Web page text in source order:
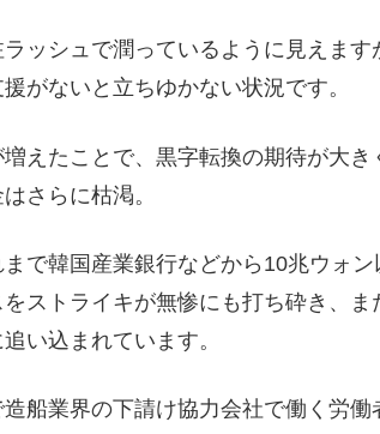
ッシュで潤っているように見えま
がないと立ちゆかない状況です。
えたことで、黒字転換の期待が大
さらに枯渇。
で韓国産業銀行などから10兆ウォ
ストライキが無惨にも打ち砕き、
い込まれています。
船業界の下請け協力会社で働く労